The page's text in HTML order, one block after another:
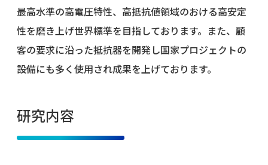
最高水準の高電圧特性、高抵抗値領域のおける高安定
性を磨き上げ世界標準を目指しております。また、顧
客の要求に沿った抵抗器を開発し国家プロジェクトの
設備にも多く使用され成果を上げております。
研究内容